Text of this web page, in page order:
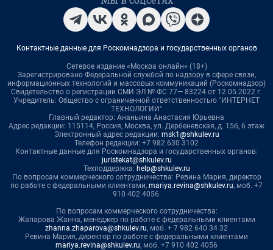
Контактные данные для Роскомнадзора и государственных органов
Сетевое издание «Москва онлайн» (18+)
Зарегистрировано Федеральной службой по надзору в сфере связи,
информационных технологий и массовых коммуникаций (Роскомнадзор)
Свидетельство о регистрации СМИ ЭЛ № ФС 77— 83224 от 12.05.2022 г.
Учредитель: Общество с ограниченной ответственностью "ИНТЕРНЕТ
ТЕХНОЛОГИИ"
Главный редактор: Ананьина Анастасия Юрьевна
Адрес редакции: 115114, Россия, Москва, ул. Дербеневская, д. 15б, 6 этаж
Электронный адрес редакции: msk1@shkulev.ru
Телефон редакции: +7 982 630 3102
Контактные данные для Роскомнадзора и государственных органов:
juristekat@shkulev.ru
Техподдержка: help@shkulev.ru
По вопросам коммерческого сотрудничества: Ревина Мария, директор
по работе с федеральными клиентами, mariya.revina@shkulev.ru, моб. +7
910 402 4056.
По вопросам коммерческого сотрудничества:
Жапарова Жанна, менеджер по работе с федеральными клиентами
zhanna.zhaparova@shkulev.ru, моб. + 7 982 640 34 32
Ревина Мария, директор по работе с федеральными клиентами
mariya.revina@shkulev.ru, моб. +7 910 402 4056